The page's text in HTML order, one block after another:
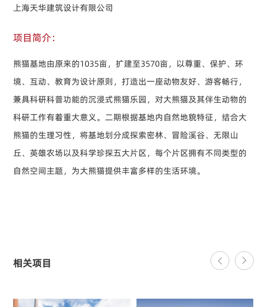
上海天华建筑设计有限公司
项目简介：
熊猫基地由原来的1035亩，扩建至3570亩，以尊重、保护、环
境、互动、教育为设计原则，打造出一座动物友好、游客畅行，
兼具科研科普功能的沉浸式熊猫乐园，对大熊猫及其伴生动物的
科研工作有着重大意义。二期根据基地内自然地貌特征，结合大
熊猫的生理习性，将基地划分成探索密林、冒险溪谷、无限山
丘、英雄农场以及科学珍探五大片区，每个片区拥有不同类型的
自然空间主题，为大熊猫提供丰富多样的生活环境。
相关项目